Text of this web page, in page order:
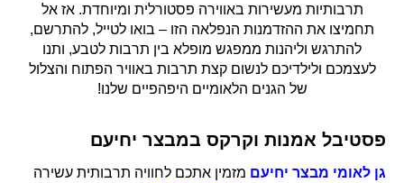
תרבותיות מעשירות באווירה פסטורלית ומיוחדת. אז אל
תחמיצו את ההזדמנות הנפלאה הזו – בואו לטייל, להתרשם,
להתרגש וליהנות ממפגש מופלא בין תרבות לטבע, ותנו
לעצמכם ולילדיכם לנשום קצת תרבות באוויר הפתוח והצלול
של הגנים הלאומיים היפהפיים שלנו!
פסטיבל אמנות וקרקס במבצר יחיעם
גן לאומי מבצר יחיעם מזמין אתכם לחוויה תרבותית עשירה